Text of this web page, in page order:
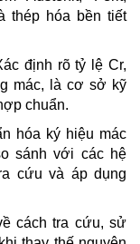
thép hóa bền tiết
định rõ tỷ lệ Cr,
mác, là cơ sở kỹ
chuẩn.
hóa ký hiệu mác
sánh với các hệ
cứu và áp dụng
cách tra cứu, sử